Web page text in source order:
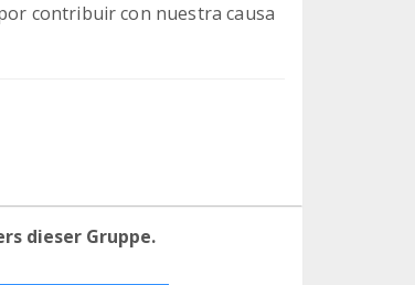
contribuir con nuestra causa
dieser Gruppe.